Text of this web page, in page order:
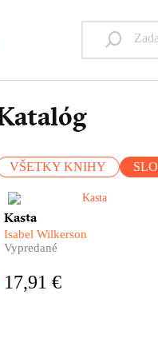
VŠETKY KNIHY
Kasta je nálepka, ktorá hovorí,
ako máme s človekom
zaobchádzať.
Kasta
Isabel Wilkerson
Vypredané
17,91 €